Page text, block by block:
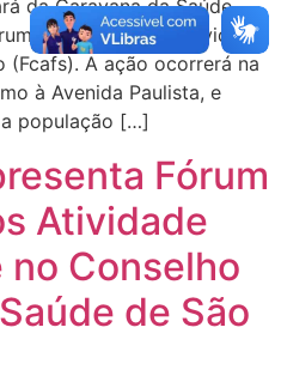
da Caravana da Saúde,
dos Conselhos Atividade
(Fcafs). A ação ocorrerá na
à Avenida Paulista, e
população […]
Fórum
Atividade
no Conselho
de São